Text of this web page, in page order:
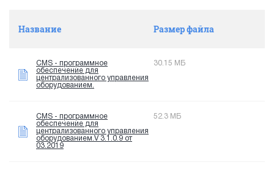
Название Размер файла
CMS - программное
обеспечение для
централизованного управления
оборудованием.
30.15 МБ
CMS - программное
обеспечение для
централизованного управления
оборудованием.V 3.1.0.9 от
03.2019
52.3 МБ